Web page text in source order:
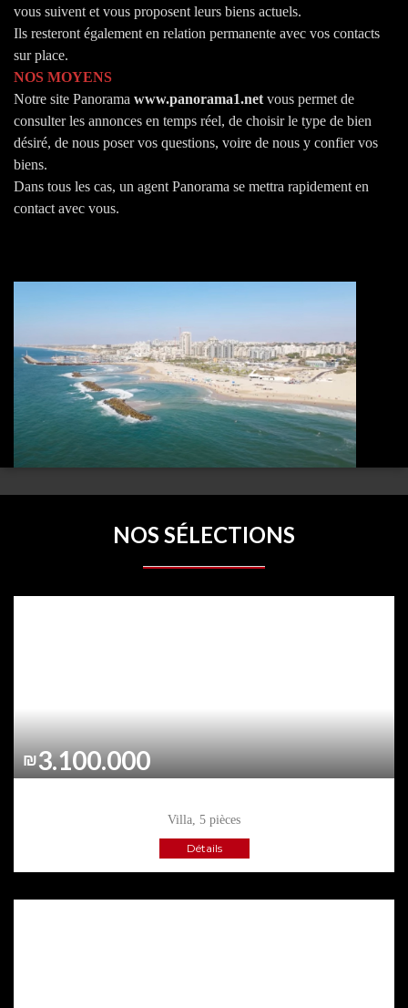
vous suivent et vous proposent leurs biens actuels.
Ils resteront également en relation permanente avec vos contacts
sur place.
NOS MOYENS
Notre site Panorama www.panorama1.net vous permet de
consulter les annonces en temps réel, de choisir le type de bien
désiré, de nous poser vos questions, voire de nous y confier vos
biens.
Dans tous les cas, un agent Panorama se mettra rapidement en
contact avec vous.
NOS SÉLECTIONS
₪3.100.000
Villa, 5 pièces
Détails